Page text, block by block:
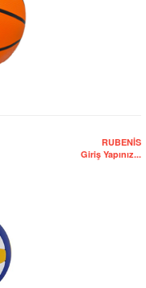
RUBENİS
Giriş Yapınız...